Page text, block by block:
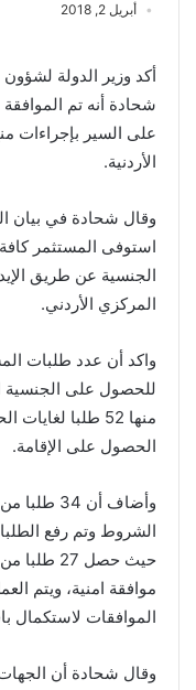
أبريل 2, 2018
أكد وزير الدولة لشؤون
شحادة أنه تم
على السير بإجراءات
الأردنية.
وقال شحادة في بيان
استوفى المستثمر
الجنسية عن طريق
المركزي الأردني.
واكد أن عدد طلبات
منها 52 طلبا
الحصول على الإقامة.
وأضاف أن
الشروط وتم رفع
حيث حصل
موافقة امنية، ويتم
الموافقات لاستكمال
وقال شحادة أن الجهات